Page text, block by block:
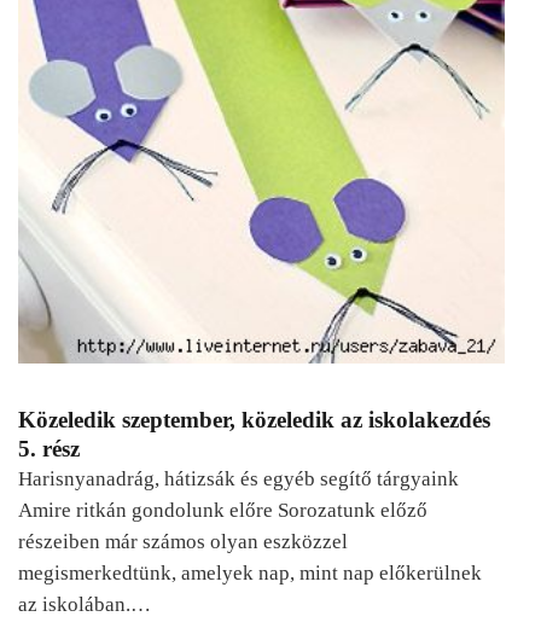
Közeledik szeptember, közeledik az iskolakezdés
5. rész
Harisnyanadrág, hátizsák és egyéb segítő tárgyaink
Amire ritkán gondolunk előre Sorozatunk előző
részeiben már számos olyan eszközzel
megismerkedtünk, amelyek nap, mint nap előkerülnek
az iskolában.…